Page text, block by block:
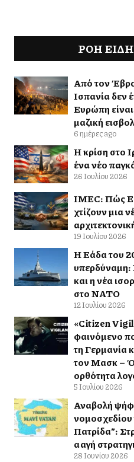
ΡΟΗ
Από τον
Ισπανία δεν
Ευρώπη
μαζική
6 ημέρες ago
Η κρίση στο
ένα νέο
26 Ιουλίου 2026
IMEC: Πώς
χτίζουν μια
19 Ιουλίου 2026
Η Ελλάδα του
και η νέα
στο ΝΑΤΟ
12 Ιουλίου 2026
«Citizen
φαινόμενο
τη Γερμανία
τον Μασκ –
ορθότητα
5 Ιουλίου 2026
Αναβολή
νομοσχεδίου
Πατρίδα”:
αλλαγή
28 Ιουνίου 2026